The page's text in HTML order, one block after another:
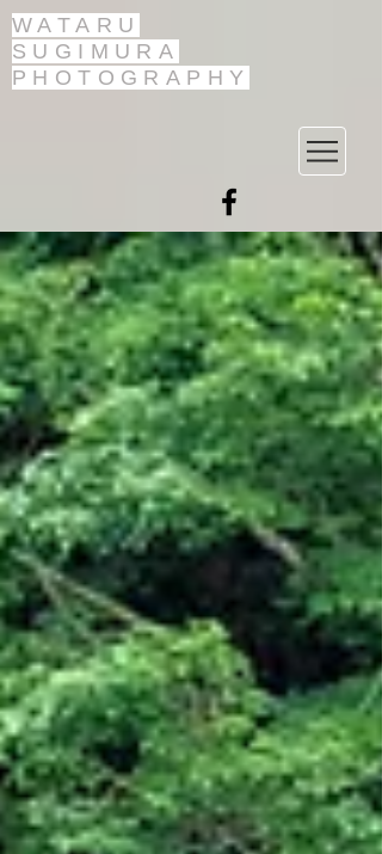
WATARU
SUGIMURA
PHOTOGRAPHY